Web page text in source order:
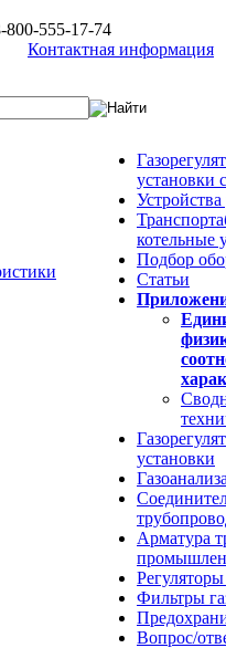
800-555-17-74
Контактная информация
установки
Устройства
котельные
Подбор
Статьи
установки
Арматура
Регуляторы
Фильтры
Вопрос/